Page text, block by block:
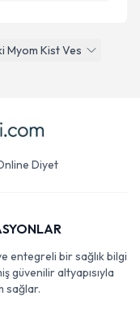
Myom Kist Ves
Diyet
entegreli bir sağlık bilgi
güvenilir altyapısıyla
sağlar.